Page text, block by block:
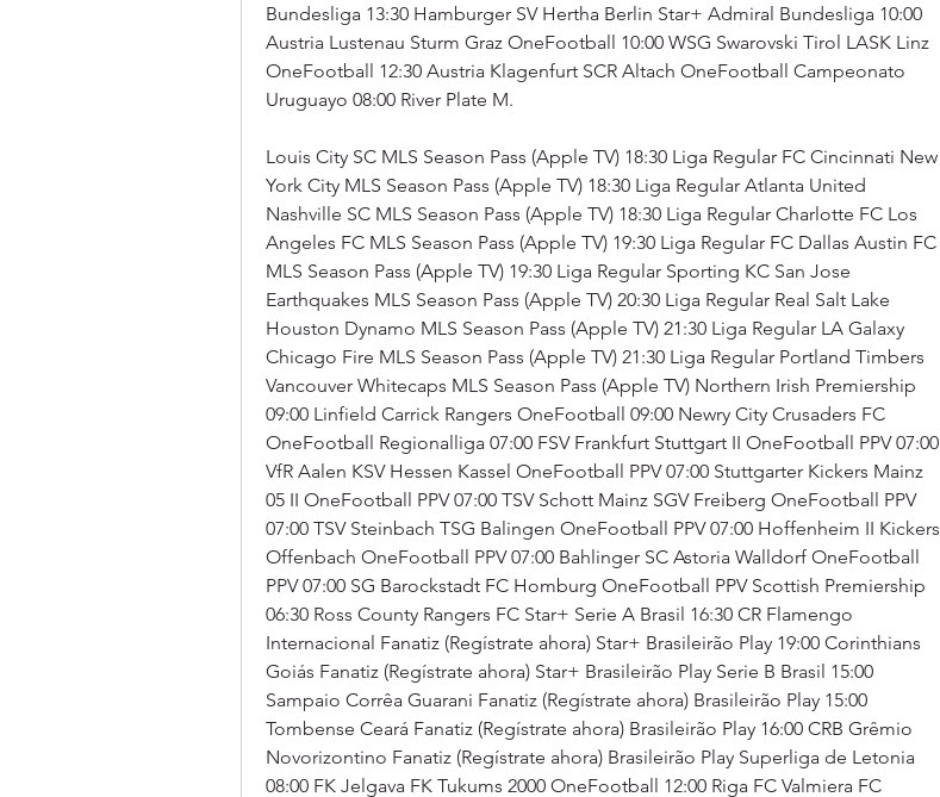
Bundesliga 13:30 Hamburger SV Hertha Berlin Star+ Admiral Bundesliga 10:00
Austria Lustenau Sturm Graz OneFootball 10:00 WSG Swarovski Tirol LASK Linz
OneFootball 12:30 Austria Klagenfurt SCR Altach OneFootball Campeonato
Uruguayo 08:00 River Plate M.
Louis City SC MLS Season Pass (Apple TV) 18:30 Liga Regular FC Cincinnati New
York City MLS Season Pass (Apple TV) 18:30 Liga Regular Atlanta United
Nashville SC MLS Season Pass (Apple TV) 18:30 Liga Regular Charlotte FC Los
Angeles FC MLS Season Pass (Apple TV) 19:30 Liga Regular FC Dallas Austin FC
MLS Season Pass (Apple TV) 19:30 Liga Regular Sporting KC San Jose
Earthquakes MLS Season Pass (Apple TV) 20:30 Liga Regular Real Salt Lake
Houston Dynamo MLS Season Pass (Apple TV) 21:30 Liga Regular LA Galaxy
Chicago Fire MLS Season Pass (Apple TV) 21:30 Liga Regular Portland Timbers
Vancouver Whitecaps MLS Season Pass (Apple TV) Northern Irish Premiership
09:00 Linfield Carrick Rangers OneFootball 09:00 Newry City Crusaders FC
OneFootball Regionalliga 07:00 FSV Frankfurt Stuttgart II OneFootball PPV 07:00
VfR Aalen KSV Hessen Kassel OneFootball PPV 07:00 Stuttgarter Kickers Mainz
05 II OneFootball PPV 07:00 TSV Schott Mainz SGV Freiberg OneFootball PPV
07:00 TSV Steinbach TSG Balingen OneFootball PPV 07:00 Hoffenheim II Kickers
Offenbach OneFootball PPV 07:00 Bahlinger SC Astoria Walldorf OneFootball
PPV 07:00 SG Barockstadt FC Homburg OneFootball PPV Scottish Premiership
06:30 Ross County Rangers FC Star+ Serie A Brasil 16:30 CR Flamengo
Internacional Fanatiz (Regístrate ahora) Star+ Brasileirão Play 19:00 Corinthians
Goiás Fanatiz (Regístrate ahora) Star+ Brasileirão Play Serie B Brasil 15:00
Sampaio Corrêa Guarani Fanatiz (Regístrate ahora) Brasileirão Play 15:00
Tombense Ceará Fanatiz (Regístrate ahora) Brasileirão Play 16:00 CRB Grêmio
Novorizontino Fanatiz (Regístrate ahora) Brasileirão Play Superliga de Letonia
08:00 FK Jelgava FK Tukums 2000 OneFootball 12:00 Riga FC Valmiera FC